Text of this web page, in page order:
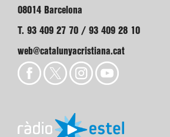
08014 Barcelona
T. 93 409 27 70 / 93 409 28 10
web@catalunyacristiana.cat